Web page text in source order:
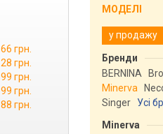
грн.
грн.
грн.
грн.
грн.
МОДЕЛІ
у продажу
Бренди
BERNINA
Minerva
Singer
Усі
Minerva